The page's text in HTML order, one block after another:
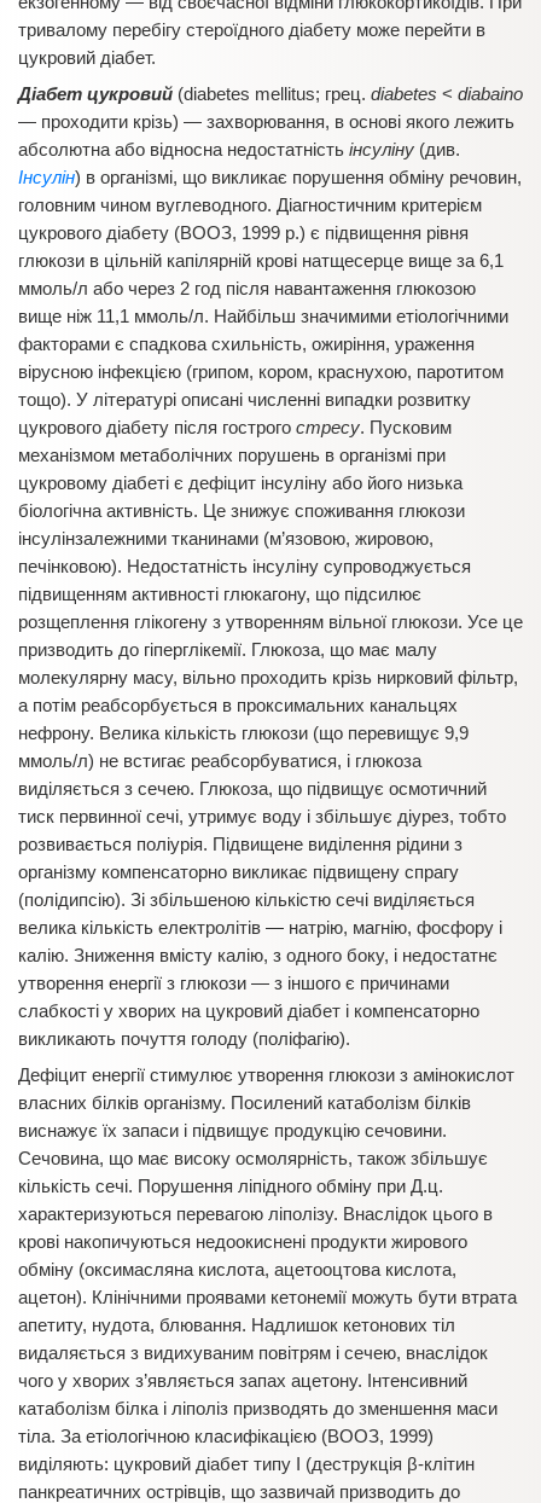
тривалому перебігу стероїдного діабету може перейти в
цукровий діабет.
Діабет цукровий (diabetes mellitus; грец. diabetes < diabaino
— проходити крізь) — захворювання, в основі якого лежить
абсолютна або відносна недостатність інсуліну (див.
Інсулін) в організмі, що викликає порушення обміну речовин,
головним чином вуглеводного. Діагностичним критерієм
цукрового діабету (ВООЗ, 1999 р.) є підвищення рівня
глюкози в цільній капілярній крові натщесерце вище за 6,1
ммоль/л або через 2 год після навантаження глюкозою
вище ніж 11,1 ммоль/л. Найбільш значимими етіологічними
факторами є спадкова схильність, ожиріння, ураження
вірусною інфекцією (грипом, кором, краснухою, паротитом
тощо). У літературі описані численні випадки розвитку
цукрового діабету після гострого стресу. Пусковим
механізмом метаболічних порушень в організмі при
цукровому діабеті є дефіцит інсуліну або його низька
біологічна активність. Це знижує споживання глюкози
інсулінзалежними тканинами (м’язовою, жировою,
печінковою). Недостатність інсуліну супроводжується
підвищенням активності глюкагону, що підсилює
розщеплення глікогену з утворенням вільної глюкози. Усе це
призводить до гіперглікемії. Глюкоза, що має малу
молекулярну масу, вільно проходить крізь нирковий фільтр,
а потім реабсорбується в проксимальних канальцях
нефрону. Велика кількість глюкози (що перевищує 9,9
ммоль/л) не встигає реабсорбуватися, і глюкоза
виділяється з сечею. Глюкоза, що підвищує осмотичний
тиск первинної сечі, утримує воду і збільшує діурез, тобто
розвивається поліурія. Підвищене виділення рідини з
організму компенсаторно викликає підвищену спрагу
(полідипсію). Зі збільшеною кількістю сечі виділяється
велика кількість електролітів — натрію, магнію, фосфору і
калію. Зниження вмісту калію, з одного боку, і недостатнє
утворення енергії з глюкози — з іншого є причинами
слабкості у хворих на цукровий діабет і компенсаторно
викликають почуття голоду (поліфагію).
Дефіцит енергії стимулює утворення глюкози з амінокислот
власних білків організму. Посилений катаболізм білків
виснажує їх запаси і підвищує продукцію сечовини.
Сечовина, що має високу осмолярність, також збільшує
кількість сечі. Порушення ліпідного обміну при Д.ц.
характеризуються перевагою ліполізу. Внаслідок цього в
крові накопичуються недоокиснені продукти жирового
обміну (оксимасляна кислота, ацетооцтова кислота,
ацетон). Клінічними проявами кетонемії можуть бути втрата
апетиту, нудота, блювання. Надлишок кетонових тіл
видаляється з видихуваним повітрям і сечею, внаслідок
чого у хворих з’являється запах ацетону. Інтенсивний
катаболізм білка і ліполіз призводять до зменшення маси
тіла. За етіологічною класифікацією (ВООЗ, 1999)
виділяють: цукровий діабет типу І (деструкція β-клітин
панкреатичних острівців, що зазвичай призводить до